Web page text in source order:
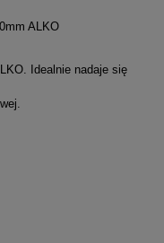
ALKO
Idealnie nadaje się